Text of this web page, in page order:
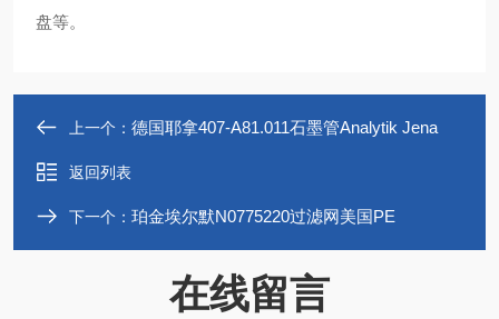
盘等。
上一个： 德国耶拿407-A81.011石墨管Analytik Jena
返回列表
下一个： 珀金埃尔默N0775220过滤网美国PE
在线留言